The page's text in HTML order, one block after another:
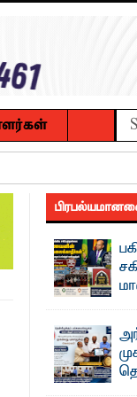
கைப்பற்றப்பட்டுக்
வலியுறுத்தல்
"ஒ ரு
கனவு